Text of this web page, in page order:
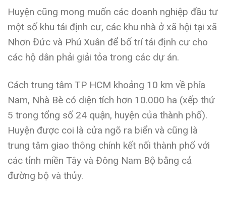
Huyện cũng mong muốn các doanh nghiệp đầu tư
một số khu tái định cư, các khu nhà ở xã hội tại xã
Nhơn Đức và Phú Xuân để bố trí tái định cư cho
các hộ dân phải giải tỏa trong các dự án.
Cách trung tâm TP HCM khoảng 10 km về phía
Nam, Nhà Bè có diện tích hơn 10.000 ha (xếp thứ
5 trong tổng số 24 quận, huyện của thành phố).
Huyện được coi là cửa ngõ ra biển và cũng là
trung tâm giao thông chính kết nối thành phố với
các tỉnh miền Tây và Đông Nam Bộ bằng cả
đường bộ và thủy.